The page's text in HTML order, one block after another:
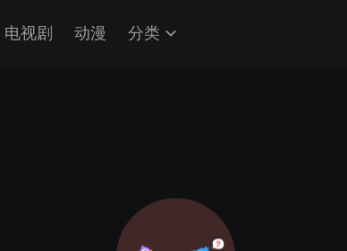
电视剧 动漫 分类